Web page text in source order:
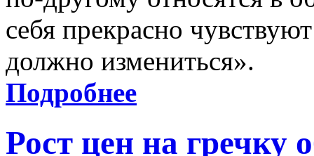
себя прекрасно
должно измениться».
Подробнее
Рост цен на гречку